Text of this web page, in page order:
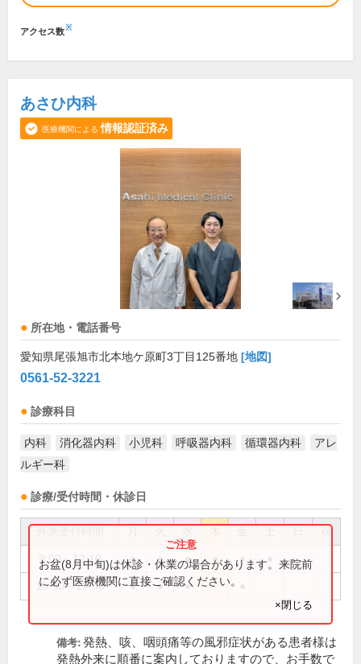
アクセス数※
あさひ内科
医療機関による 情報認証済み
所在地・電話番号
愛知県尾張旭市北本地ケ原町3丁目125番地 [地図]
0561-52-3221
診療科目
内科 消化器内科 小児科 呼吸器内科 循環器内科
アレ
ルギー科
診療/受付時間・休診日
祝
9:00～12:10 ● ● ● ● ●
16:30～19:00 ● ● ●
お盆(8月中旬)は休診・休業の場合があります。来院前
に必ず医療機関に直接ご確認ください。
×閉じる
備考: 発熱、咳、咽頭痛等の風邪症状がある患者様は
発熱外来に順番に案内しておりますので、お手数で